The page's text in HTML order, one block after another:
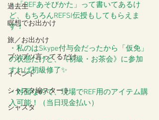
過去生
瞑想でお出かけ
旅／お出かけ
ブツブツ言ってるだけ
イベント
シャスタ編スタート
シャスタ
・「REFあそびかた」って書いてあるけ
ど、もちろんREFSI伝授もしてもらえま
す！
・私のはSkype付与会だったから「仮免」
の状態だけど、《初級・お茶会》に参加
すれば初級修了✨
・対面なので、現場でREF用のアイテム購
入可能！（当日現金払い）